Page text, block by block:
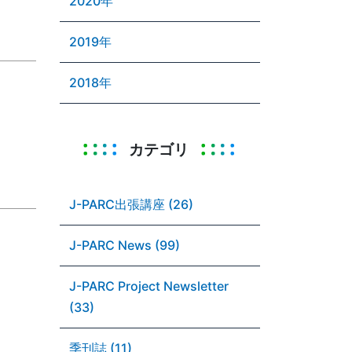
2019年
2018年
カテゴリ
J-PARC出張講座 (26)
J-PARC News (99)
J-PARC Project Newsletter
(33)
季刊誌 (11)